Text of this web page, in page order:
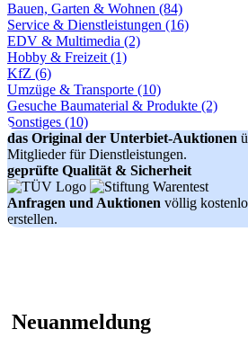
Bauen, Garten & Wohnen (84)
Service & Dienstleistungen (16)
EDV & Multimedia (2)
Hobby & Freizeit (1)
KfZ (6)
Umzüge & Transporte (10)
Gesuche Baumaterial & Produkte (2)
Sonstiges (10)
das Original der Unterbiet-Auktionen
Mitglieder für Dienstleistungen.
geprüfte Qualität & Sicherheit
Anfragen und Auktionen völlig
erstellen.
Neuanmeldung